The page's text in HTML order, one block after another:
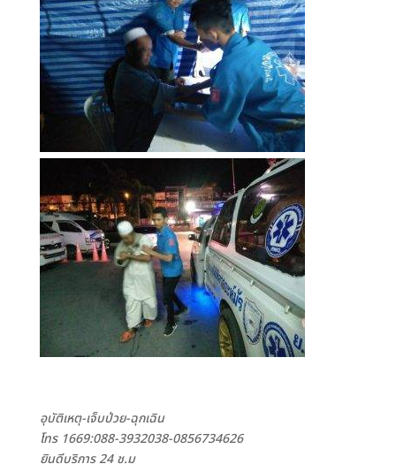
อุบัติเหตุ-เจ็บป่วย-ฉุกเฉิน
โทร 1669:088-3932038-0856734626
ยินดีบริการ 24 ช.ม